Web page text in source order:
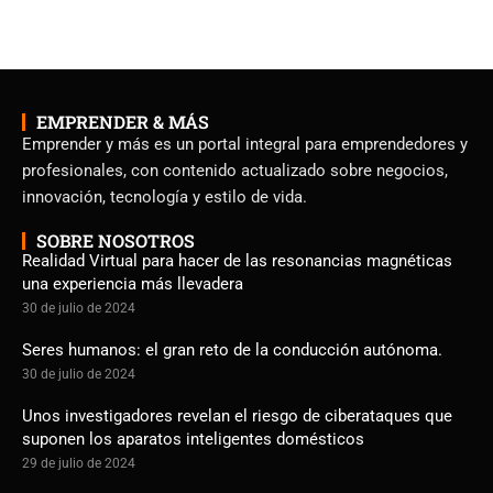
EMPRENDER & MÁS
Emprender y más es un portal integral para emprendedores y
profesionales, con contenido actualizado sobre negocios,
innovación, tecnología y estilo de vida.
SOBRE NOSOTROS
Realidad Virtual para hacer de las resonancias magnéticas
una experiencia más llevadera
30 de julio de 2024
Seres humanos: el gran reto de la conducción autónoma.
30 de julio de 2024
Unos investigadores revelan el riesgo de ciberataques que
suponen los aparatos inteligentes domésticos
29 de julio de 2024